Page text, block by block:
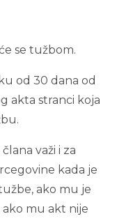
se tužbom.
od 30 dana od
akta stranci koja
važi i za
kada je
ako mu je
mu akt nije